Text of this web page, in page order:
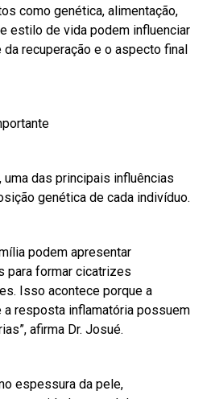
como genética, alimentação,
estilo de vida podem influenciar
recuperação e o aspecto final
das principais influências
genética de cada indivíduo.
podem apresentar
para formar cicatrizes
Isso acontece porque a
a resposta inflamatória possuem
afirma Dr. Josué.
espessura da pele,